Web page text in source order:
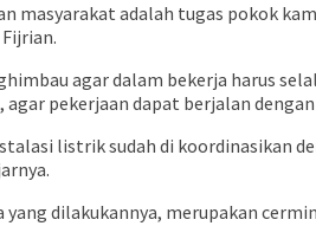
masyarakat adalah tugas pokok
agar dalam bekerja harus
pekerjaan dapat berjalan
listrik sudah di koordinasikan
yang dilakukannya, merupakan